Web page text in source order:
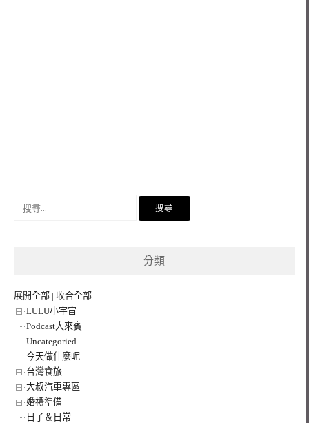
分類
展開全部 | 收合全部
LULU小宇宙
Podcast大來賓
Uncategoried
今天做什麼呢
台灣食旅
大叔汽車專區
婚禮準備
日子＆日常